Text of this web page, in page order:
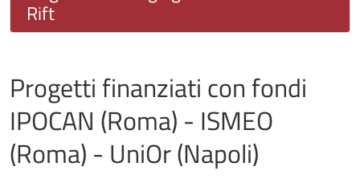
Rift
Progetti finanziati con fondi
IPOCAN (Roma) - ISMEO
(Roma) - UniOr (Napoli)